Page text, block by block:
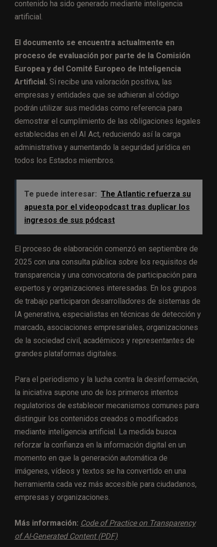
contenido ha sido generado mediante inteligencia
artificial.
El documento se encuentra actualmente en
proceso de evaluación por parte de la Comisión
Europea y del Comité Europeo de Inteligencia
Artificial. Si recibe una valoración positiva, las
empresas y entidades que se adhieran al código
podrán utilizar sus medidas como referencia para
demostrar el cumplimiento de las obligaciones legales
establecidas en el AI Act, reduciendo así la carga
administrativa y aumentando la seguridad jurídica en
todos los Estados miembros.
Te puede interesar: The Atlantic refuerza su
apuesta por el videopodcast tras duplicar los
ingresos de sus pódcast
El proceso de elaboración comenzó en septiembre de
2025 con una consulta pública sobre los requisitos de
transparencia y una convocatoria de participación para
expertos y organizaciones interesadas. En los grupos
de trabajo participaron desarrolladores de sistemas de
IA generativa, especialistas en técnicas de detección y
marcado, asociaciones empresariales, organizaciones
de la sociedad civil, académicos y representantes de
grandes plataformas digitales.
Para el periodismo y la lucha contra la desinformación,
la iniciativa supone uno de los primeros intentos
regulatorios de establecer mecanismos comunes para
distinguir los contenidos creados o modificados
mediante inteligencia artificial. La medida busca
reforzar la confianza en la información digital en un
momento en que la generación automática de
imágenes, vídeos y textos se ha convertido en una
herramienta cada vez más accesible para ciudadanos,
empresas y organizaciones.
Más información: Code of Practice on Transparency
of AI-Generated Content (PDF)